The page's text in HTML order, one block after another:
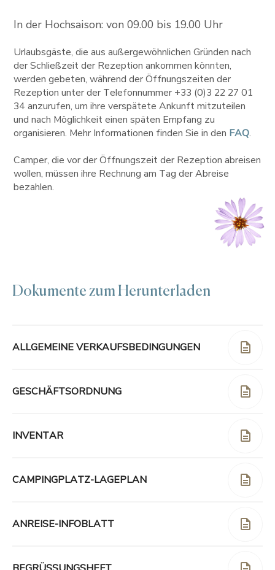
In der Hochsaison: von 09.00 bis 19.00 Uhr
Urlaubsgäste, die aus außergewöhnlichen Gründen nach
der Schließzeit der Rezeption ankommen könnten,
werden gebeten, während der Öffnungszeiten der
Rezeption unter der Telefonnummer +33 (0)3 22 27 01
34 anzurufen, um ihre verspätete Ankunft mitzuteilen
und nach Möglichkeit einen späten Empfang zu
organisieren. Mehr Informationen finden Sie in den FAQ.
Camper, die vor der Öffnungszeit der Rezeption abreisen
wollen, müssen ihre Rechnung am Tag der Abreise
bezahlen.
Dokumente zum Herunterladen
ALLGEMEINE VERKAUFSBEDINGUNGEN
GESCHÄFTSORDNUNG
INVENTAR
CAMPINGPLATZ-LAGEPLAN
ANREISE-INFOBLATT